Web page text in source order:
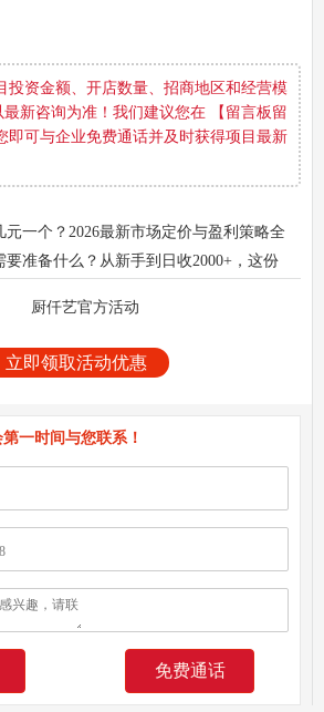
投资金额、开店数量、招商地区和经营模
新咨询为准！我们建议您在 【留言板留
即可与企业免费通话并及时获得项目最新
一个？2026最新市场定价与盈利策略全
准备什么？从新手到日收2000+，这份
立即领取活动优惠
一时间与您联系！
免费通话